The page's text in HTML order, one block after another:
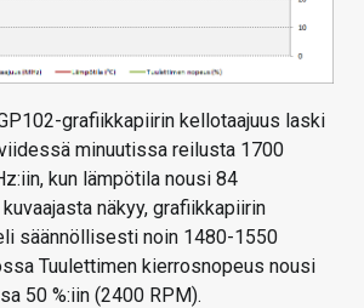
grafiikkapiirin kellotaajuus laski
minuutissa reilusta 1700
kun lämpötila nousi 84
näkyy, grafiikkapiirin
säännöllisesti noin 1480-1550
Tuulettimen kierrosnopeus nousi
50 %:iin (2400 RPM).